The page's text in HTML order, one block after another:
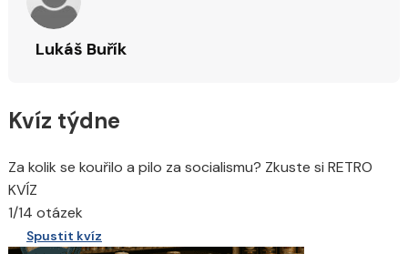
Lukáš Buřík
Kvíz týdne
Za kolik se kouřilo a pilo za socialismu? Zkuste si RETRO
KVÍZ
1/14 otázek
Spustit kvíz